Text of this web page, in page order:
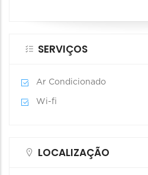
SERVIÇOS
Ar Condicionado
Wi-fi
LOCALIZAÇÃO